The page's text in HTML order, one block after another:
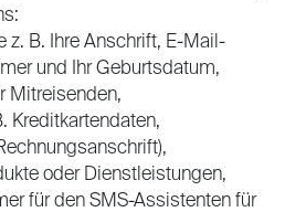
z. B. Ihre Anschrift, E-Mail-
und Ihr Geburtsdatum,
Mitreisenden,
Kreditkartendaten,
oder Dienstleistungen,
für den SMS-Assistenten für